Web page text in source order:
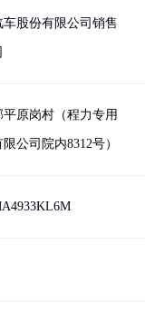
股份有限公司销售
平原岗村（程力专用
公司院内8312号）